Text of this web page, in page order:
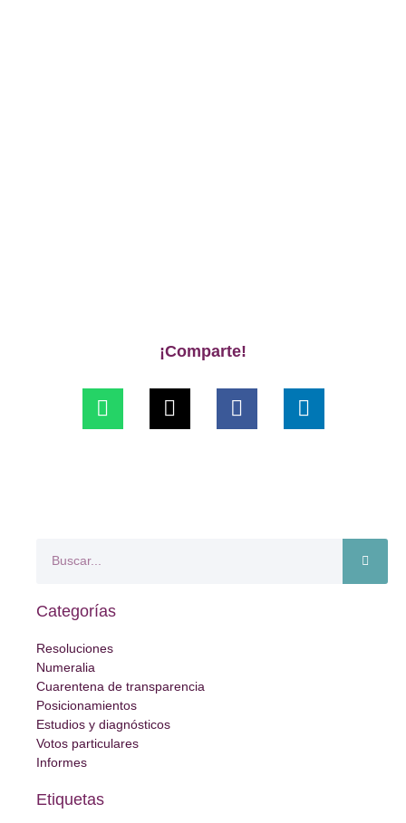
¡Comparte!
Categorías
Resoluciones
Numeralia
Cuarentena de transparencia
Posicionamientos
Estudios y diagnósticos
Votos particulares
Informes
Etiquetas